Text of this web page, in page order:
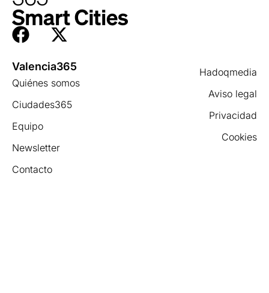
Hadoqmedia
Aviso legal
Privacidad
Cookies
Valencia365
Quiénes somos
Ciudades365
Equipo
Newsletter
Contacto